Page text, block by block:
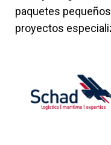
paquetes
proyectos